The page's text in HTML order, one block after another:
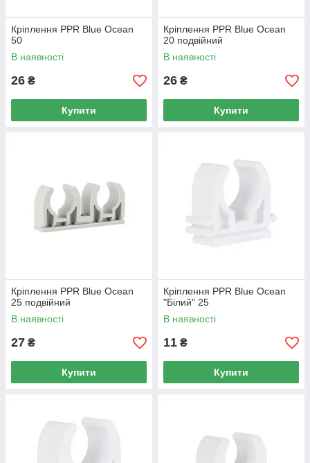
Кріплення PPR Blue Ocean
50
В наявності
26 ₴
Купити
Кріплення PPR Blue Ocean
20 подвійний
В наявності
26 ₴
Купити
Кріплення PPR Blue Ocean
25 подвійний
В наявності
27 ₴
Купити
Кріплення PPR Blue Ocean
"Білий" 25
В наявності
11 ₴
Купити